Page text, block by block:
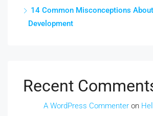
14 Common Misconceptions
Development
Recent
A WordPress Commenter on